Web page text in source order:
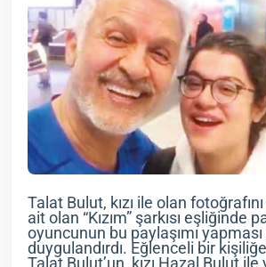
Talat Bulut, kızı ile olan
ait olan “Kızım” şarkısı eşliğinde
oyuncunun bu paylaşımı
duygulandırdı. Eğlenceli bir
Talat Bulut’un, kızı Hazal Bulut ile